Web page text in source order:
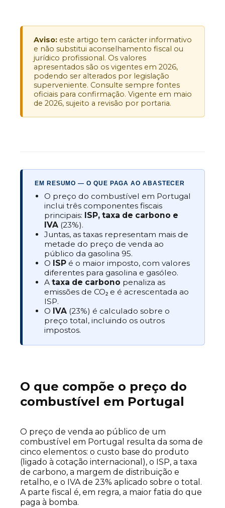
Aviso: este artigo tem carácter informativo
e não substitui aconselhamento fiscal ou
jurídico profissional. Os valores
apresentados são os vigentes em 2026,
podendo ser alterados por legislação
superveniente. Consulte sempre fontes
oficiais para confirmação. Vigente em maio
de 2026, sujeito a revisão por portaria.
EM RESUMO — O QUE PAGA AO ABASTECER
O preço do combustível em Portugal
inclui três componentes fiscais
principais: ISP, taxa de carbono e
IVA (23%).
Juntas, as taxas representam mais de
metade do preço de venda ao
público da gasolina 95.
O ISP é o maior imposto, com valores
diferentes para gasolina e gasóleo.
Ataxa de carbono penaliza as
emissões de CO₂ e é acrescentada ao
ISP.
O IVA (23%) é calculado sobre o
preço total, incluindo os outros
impostos.
O que compõe o preço do
combustível em Portugal
O preço de venda ao público de um
combustível em Portugal resulta da soma de
cinco elementos: o custo base do produto
(ligado à cotação internacional), o ISP, a taxa
de carbono, a margem de distribuição e
retalho, e o IVA de 23% aplicado sobre o total.
A parte fiscal é, em regra, a maior fatia do que
paga à bomba.